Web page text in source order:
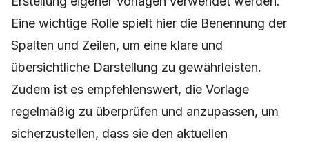
Eine wichtige Rolle spielt hier die Benennung der
Spalten und Zeilen, um eine klare und
übersichtliche Darstellung zu gewährleisten.
Zudem ist es empfehlenswert, die Vorlage
regelmäßig zu überprüfen und anzupassen, um
sicherzustellen, dass sie den aktuellen